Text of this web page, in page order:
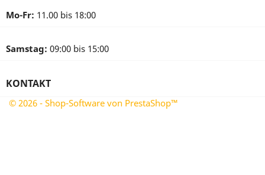
Mo-Fr: 11.00 bis 18:00
Samstag: 09:00 bis 15:00
KONTAKT
© 2026 - Shop-Software von PrestaShop™